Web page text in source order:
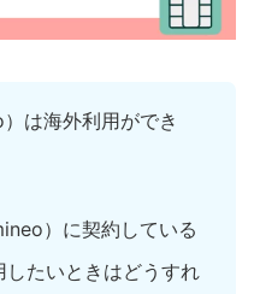
は海外利用ができ
）に契約している
したいときはどうすれ